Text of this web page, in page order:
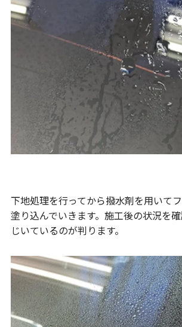
下地処理を行ってから撥水剤を用いて
塗り込んでいきます。施工後の状況を
じいているのが判ります。